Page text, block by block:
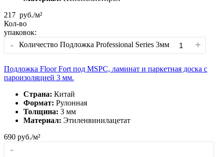
217 руб./м²
Кол-во
упаковок:
- Количество Подложка Professional Series 3мм +
Подложка Floor Fort под MSPC, ламинат и паркетная доска с
пароизоляцией 3 мм.
Страна: Китай
Формат: Рулонная
Толщина: 3 мм
Материал: Этиленвинилацетат
690 руб./м²
-